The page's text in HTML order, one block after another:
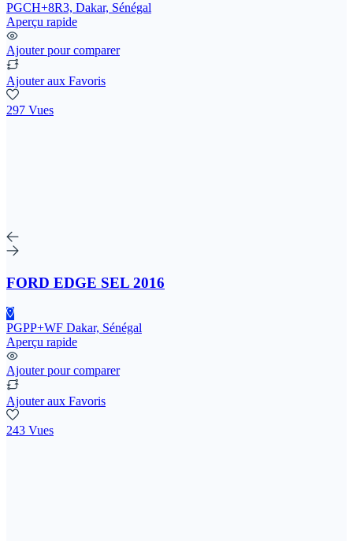
PGCH+8R3, Dakar, Sénégal
Aperçu rapide
Ajouter pour comparer
Ajouter aux Favoris
297 Vues
FORD EDGE SEL 2016
PGPP+WF Dakar, Sénégal
Aperçu rapide
Ajouter pour comparer
Ajouter aux Favoris
243 Vues